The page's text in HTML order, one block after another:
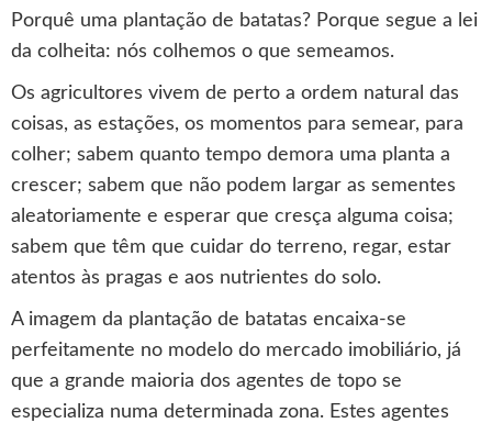
Porquê uma plantação de batatas? Porque segue a lei
da colheita: nós colhemos o que semeamos.
Os agricultores vivem de perto a ordem natural das
coisas, as estações, os momentos para semear, para
colher; sabem quanto tempo demora uma planta a
crescer; sabem que não podem largar as sementes
aleatoriamente e esperar que cresça alguma coisa;
sabem que têm que cuidar do terreno, regar, estar
atentos às pragas e aos nutrientes do solo.
A imagem da plantação de batatas encaixa-se
perfeitamente no modelo do mercado imobiliário, já
que a grande maioria dos agentes de topo se
especializa numa determinada zona. Estes agentes